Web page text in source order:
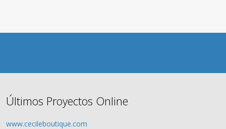
Últimos Proyectos Online
www.cecileboutique.com